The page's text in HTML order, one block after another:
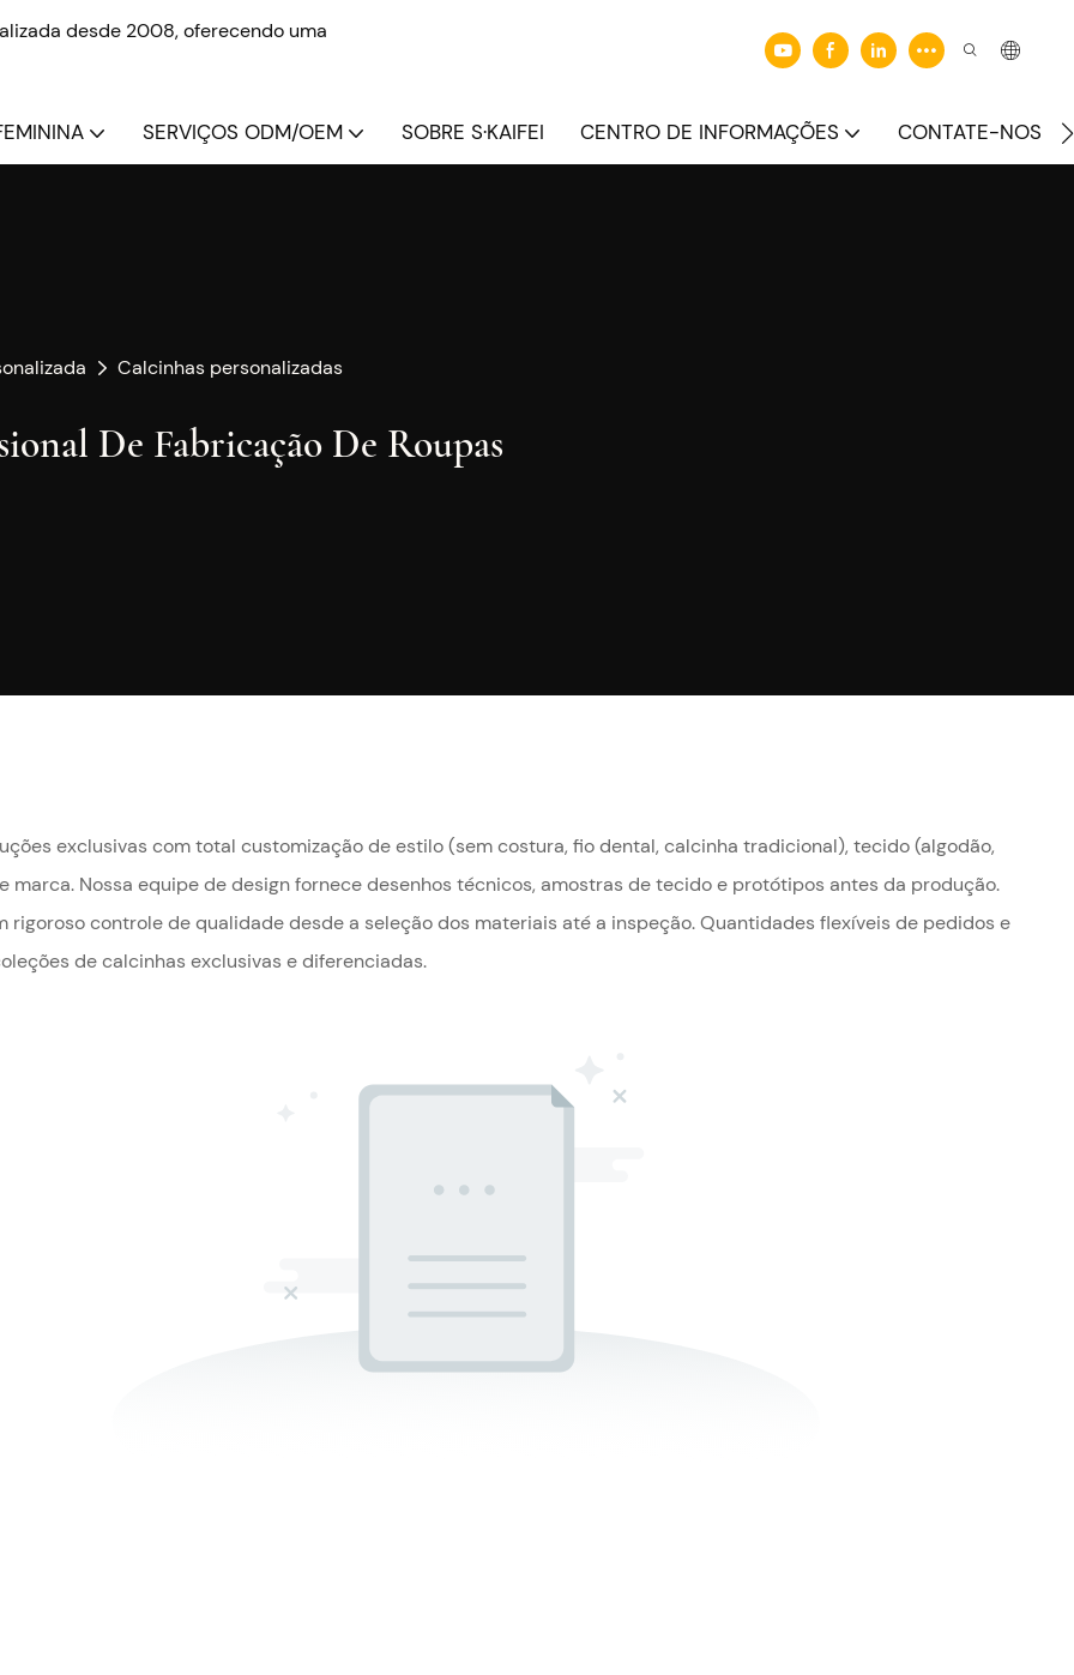
desde 2008, oferecendo uma
SERVIÇOS ODM/OEM SOBRE S·KAIFEI CENTRO DE INFORMAÇÕES CONTATE-NOS
Calcinhas personalizadas
De Fabricação De Roupas
exclusivas com total customização de estilo (sem costura, fio dental, calcinha tradicional), tecido (algodão,
marca. Nossa equipe de design fornece desenhos técnicos, amostras de tecido e protótipos antes da produção.
rigoroso controle de qualidade desde a seleção dos materiais até a inspeção. Quantidades flexíveis de pedidos e
de calcinhas exclusivas e diferenciadas.